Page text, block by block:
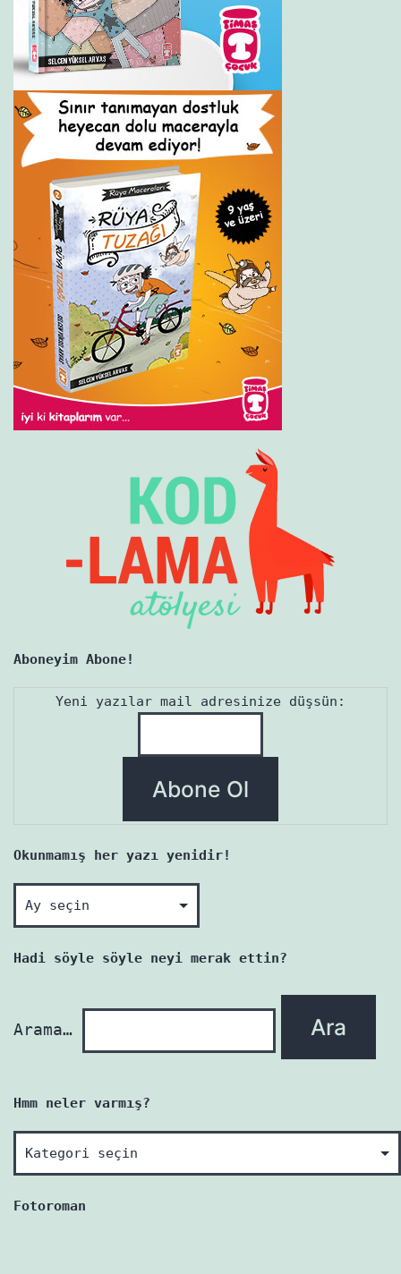
Aboneyim Abone!
Yeni yazılar mail adresinize düşsün:
Okunmamış her yazı yenidir!
Okunmamış
her
yazı
Hadi söyle söyle neyi merak ettin?
Arama…
Hmm neler varmış?
Hmm
neler
varmış?
Fotoroman